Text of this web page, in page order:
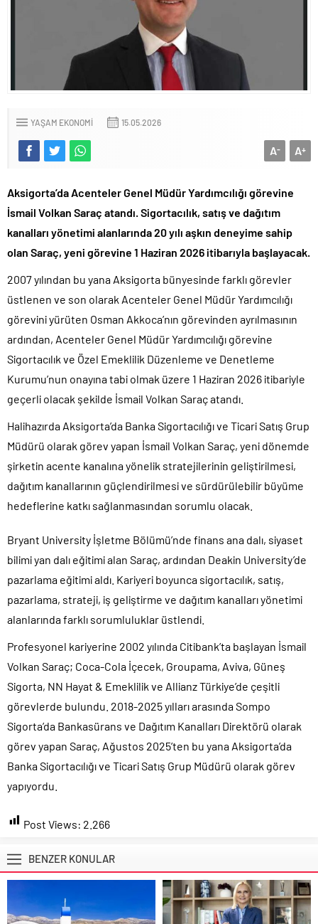
YAŞAM EKONOMI 15.05.2026
A+
A-
Aksigorta’da Acenteler Genel Müdür Yardımcılığı görevine
İsmail Volkan Saraç atandı. Sigortacılık, satış ve dağıtım
kanalları yönetimi alanlarında 20 yılı aşkın deneyime sahip
olan Saraç, yeni görevine 1 Haziran 2026 itibarıyla başlayacak.
2007 yılından bu yana Aksigorta bünyesinde farklı görevler
üstlenen ve son olarak Acenteler Genel Müdür Yardımcılığı
görevini yürüten Osman Akkoca’nın görevinden ayrılmasının
ardından, Acenteler Genel Müdür Yardımcılığı görevine
Sigortacılık ve Özel Emeklilik Düzenleme ve Denetleme
Kurumu’nun onayına tabi olmak üzere 1 Haziran 2026 itibariyle
geçerli olacak şekilde İsmail Volkan Saraç atandı.
Halihazırda Aksigorta’da Banka Sigortacılığı ve Ticari Satış Grup
Müdürü olarak görev yapan İsmail Volkan Saraç, yeni dönemde
şirketin acente kanalına yönelik stratejilerinin geliştirilmesi,
dağıtım kanallarının güçlendirilmesi ve sürdürülebilir büyüme
hedeflerine katkı sağlanmasından sorumlu olacak.
Bryant University İşletme Bölümü’nde finans ana dalı, siyaset
bilimi yan dalı eğitimi alan Saraç, ardından Deakin University’de
pazarlama eğitimi aldı. Kariyeri boyunca sigortacılık, satış,
pazarlama, strateji, iş geliştirme ve dağıtım kanalları yönetimi
alanlarında farklı sorumluluklar üstlendi.
Profesyonel kariyerine 2002 yılında Citibank’ta başlayan İsmail
Volkan Saraç; Coca-Cola İçecek, Groupama, Aviva, Güneş
Sigorta, NN Hayat & Emeklilik ve Allianz Türkiye’de çeşitli
görevlerde bulundu. 2018-2025yılları arasında Sompo
Sigorta’da Bankasürans ve Dağıtım Kanalları Direktörü olarak
görev yapan Saraç, Ağustos 2025’ten bu yana Aksigorta’da
Banka Sigortacılığı ve Ticari Satış Grup Müdürü olarak görev
yapıyordu.
Post Views: 2.266
BENZER KONULAR